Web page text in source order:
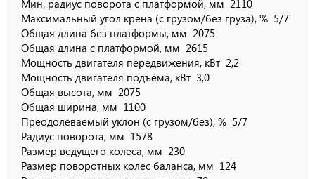
Мин. радиус поворота с платформой, мм 2110
Максимальный угол крена (с грузом/без груза), % 5/7
Общая длина без платформы, мм 2075
Общая длина с платформой, мм 2615
Мощность двигателя передвижения, кВт 2,2
Мощность двигателя подъёма, кВт 3,0
Общая высота, мм 2075
Общая ширина, мм 1100
Преодолеваемый уклон (с грузом/без), % 5/7
Радиус поворота, мм 1578
Размер ведущего колеса, мм 230
Размер поворотных колес баланса, мм 124